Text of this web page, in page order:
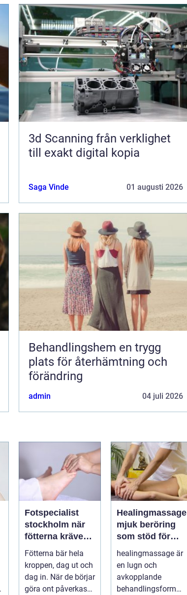
3d Scanning från verklighet
till exakt digital kopia
Saga Vinde 01 augusti 2026
Behandlingshem en trygg
plats för återhämtning och
förändring
admin 04 juli 2026
Fotspecialist
stockholm när
fötterna kräver
mer än vanliga
sulor
Fötterna bär hela
kroppen, dag ut och
dag in. När de börjar
göra ont påverkas
Healingmassage
mjuk beröring
som stöd för
kropp och själ
healingmassage är
en lugn och
avkopplande
behandlingsform